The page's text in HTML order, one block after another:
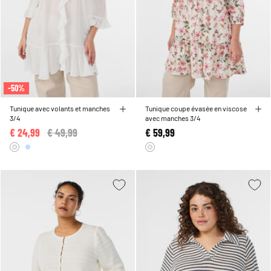
-50%
Tunique avec volants et manches
3/4
Price reduced from
€ 49,99
€ 24,99
Tunique coupe évasée en viscose
avec manches 3/4
€ 59,99